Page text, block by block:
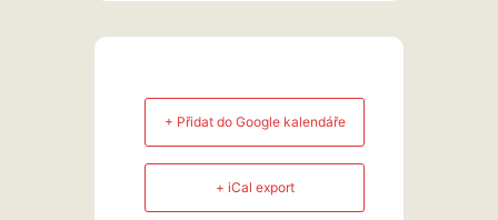
+ Přidat do Google kalendáře
+ iCal export